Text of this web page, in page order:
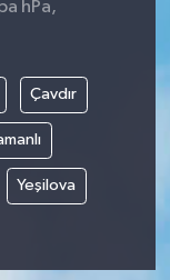
hPa,
Çavdır
Yeşilova